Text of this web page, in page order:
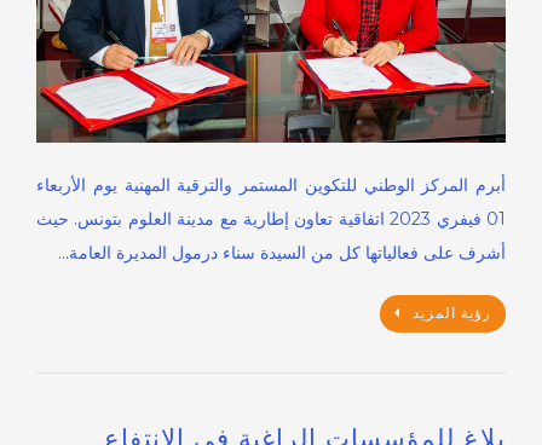
أبرم المركز الوطني للتكوين المستمر والترقية المهنية يوم الأربعاء
01 فيفري 2023 اتفاقية تعاون إطارية مع مدينة العلوم بتونس. حيث
أشرف على فعالياتها كل من السيدة سناء درمول المديرة العامة…
رؤية المزيد